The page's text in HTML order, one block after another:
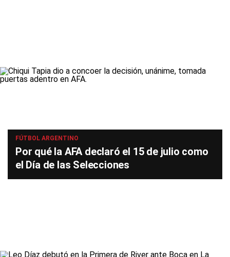
FÚTBOL ARGENTINO
Por qué la AFA declaró el 15 de julio como
el Día de las Selecciones